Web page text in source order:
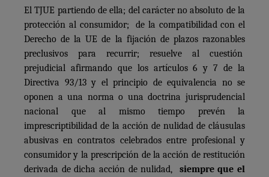
El TJUE partiendo de ella; del carácter no absoluto de la
protección al consumidor; de la compatibilidad con el
Derecho de la UE de la fijación de plazos razonables
preclusivos para recurrir; resuelve al cuestión
prejudicial afirmando que los artículos 6 y 7 de la
Directiva 93/13 y el principio de equivalencia no se
oponen a una norma o una doctrina jurisprudencial
nacional que al mismo tiempo prevén la
imprescriptibilidad de la acción de nulidad de cláusulas
abusivas en contratos celebrados entre profesional y
consumidor y la prescripción de la acción de restitución
derivada de dicha acción de nulidad, siempre que el